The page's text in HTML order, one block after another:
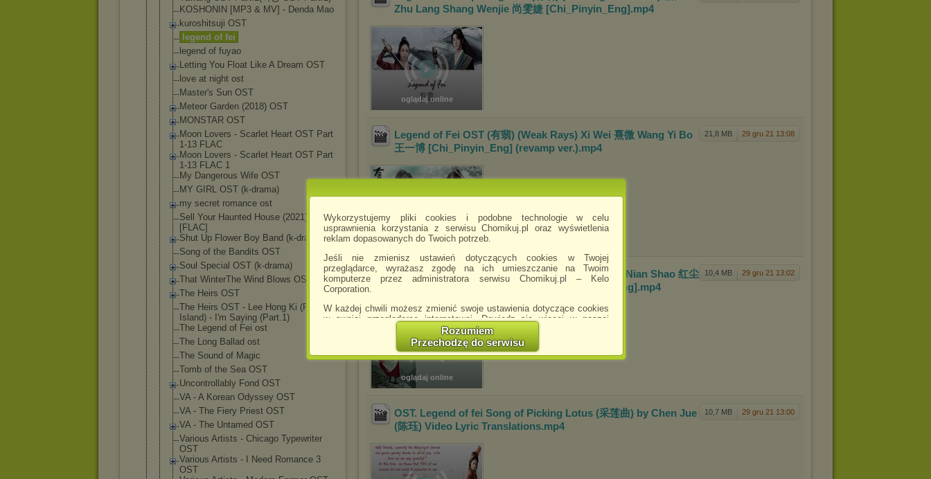
Wykorzystujemy pliki cookies i podobne technologie w celu
usprawnienia korzystania z serwisu Chomikuj.pl oraz wyświetlenia
reklam dopasowanych do Twoich potrzeb.
Jeśli nie zmienisz ustawień dotyczących cookies w Twojej
przeglądarce, wyrażasz zgodę na ich umieszczanie na Twoim
komputerze przez administratora serwisu Chomikuj.pl – Kelo
Corporation.
W każdej chwili możesz zmienić swoje ustawienia dotyczące cookies
w swojej przeglądarce internetowej. Dowiedz się więcej w naszej
http://chomikuj.pl/PolitykaPrywatnosci.aspx
Jednocześnie informujemy że zmiana ustawień przeglądarki może
spowodować ograniczenie korzystania ze strony Chomikuj.pl.
W przypadku braku twojej zgody na akceptację cookies niestety
prosimy o opuszczenie serwisu chomikuj.pl.
Wykorzystanie plików cookies przez
Zaufanych Partnerów
(dostosowanie reklam do Twoich potrzeb, analiza skuteczności działań
Wyrażenie sprzeciwu spowoduje, że wyświetlana Ci reklama nie
będzie dopasowana do Twoich preferencji, a będzie to reklama
wyświetlona przypadkowo.
Rozumiem
Przechodzę do serwisu
KOSHONIN [MP3 & MV] - Denda Mao
kuroshitsuji OST
legend of fei
legend of fuyao
Letting You Float Like A Dream OST
love at night ost
Master's Sun OST
Meteor Garden (2018) OST
MONSTAR OST
Moon Lovers - Scarlet Heart OST Part
1-13 FLAC
Moon Lovers - Scarlet Heart OST Part
1-13 FLAC 1
My Dangerous Wife OST
MY GIRL OST (k-drama)
my secret romance ost
Sell Your Haunted House (2021) OST
[FLAC]
Shut Up Flower Boy Band (k-drama)
Song of the Bandits OST
Soul Special OST (k-drama)
That WinterThe Wind Blows OST
The Heirs OST
The Heirs OST - Lee Hong Ki (FT
Island) - I'm Saying (Part.1)
The Legend of Fei ost
The Long Ballad ost
The Sound of Magic
Tomb of the Sea OST
Uncontrollably Fond OST
VA - A Korean Odyssey OST
VA - The Fiery Priest OST
VA - The Untamed OST
Various Artists - Chicago Typewriter
OST
Various Artists - I Need Romance 3
OST
Zhu Lang Shang Wenjie 尚雯婕 [Chi_Pinyin_Eng] .mp4
oglądaj online
21,8 MB 29 gru 21 13:08
Legend of Fei OST (有翡) (Weak Rays) Xi Wei 熹微 Wang Yi Bo
王一博 [Chi_Pinyin_Eng] (revamp ver.).mp4
oglądaj online
10,4 MB 29 gru 21 13:02
Legend of Fei OST (有翡) Hong Chen Mo Qi Wo Nian Shao 红尘
莫欺我年少 Curley G 希林娜依·高 [Chi_Pinyin_Eng] .mp4
oglądaj online
10,7 MB 29 gru 21 13:00
OST. Legend of fei Song of Picking Lotus (采莲曲) by Chen Jue
(陈珏) Video Lyric Translations.mp4